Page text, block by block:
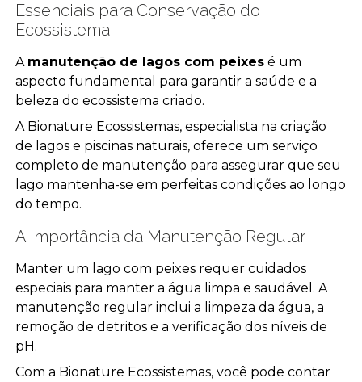
Essenciais para Conservação do
Ecossistema
A manutenção de lagos com peixes é um
aspecto fundamental para garantir a saúde e a
beleza do ecossistema criado.
A Bionature Ecossistemas, especialista na criação
de lagos e piscinas naturais, oferece um serviço
completo de manutenção para assegurar que seu
lago mantenha-se em perfeitas condições ao longo
do tempo.
A Importância da Manutenção Regular
Manter um lago com peixes requer cuidados
especiais para manter a água limpa e saudável. A
manutenção regular inclui a limpeza da água, a
remoção de detritos e a verificação dos níveis de
pH.
Com a Bionature Ecossistemas, você pode contar